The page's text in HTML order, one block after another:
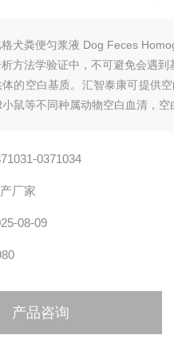
格犬粪便匀浆液 Dog Feces
方法学验证中，不可避免会遇
的空白基质。汇智泰康可提供
鼠等不同种属动物空白血清，
0371034
厂家
08-09
产品咨询